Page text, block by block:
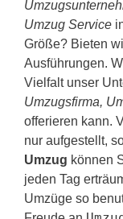
Umzug Service
Größe? Bieten
Ausführungen.
Vielfalt unser
Umzugsfirma,
offerieren kann.
nur aufgestellt,
Umzug können
jeden Tag
Umzüge so